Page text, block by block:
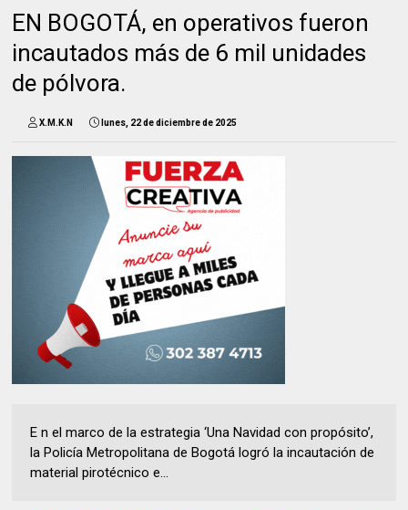
EN BOGOTÁ, en operativos fueron
incautados más de 6 mil unidades
de pólvora.
X.M.K.N lunes, 22 de diciembre de 2025
E n el marco de la estrategia ‘Una Navidad con propósito’,
la Policía Metropolitana de Bogotá logró la incautación de
material pirotécnico e...